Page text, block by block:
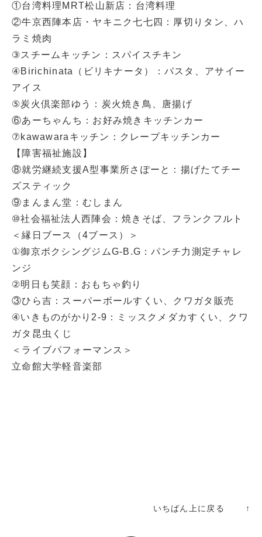
①台湾料理MRT松山新店：台湾料理
②牛京西陣本店・ヤキニク七七四：厚切りタン、ハ
ラミ焼肉
③スチームキッチン：スパイスチキン
④Birichinata（ビリキナータ）：パスタ、アサイー
アイス
⑤炭火倶楽部ゆう：炭火焼き鳥、唐揚げ
⑥あーちゃんち：お好み焼きキッチンカー
⑦kawawaraキッチン：クレープキッチンカー
【障害福祉施設】
⑧就労継続支援A型事業所さぽーと：揚げたてチー
ズスティック
⑨まんまん堂：むしまん
⑩社会福祉法人西陣会：焼きそば、フランクフルト
＜縁日ブース（4ブース）＞
①御京ボクシングジムG-B.G：パンチ力測定チャレ
ンジ
②明日も笑顔：おもちゃ釣り
③ひら吉：スーパーボールすくい、クワガタ販売
④いきものがかり2-9：ミッスクメダカすくい、クワ
ガタ昆虫くじ
＜ライブパフォーマンス＞
立命館大学軽音楽部
いちばん上に戻る ↑